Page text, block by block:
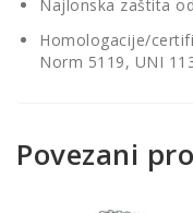
Najlonska zaštita
Homologacije/
Norm 5119, UNI
Povezani